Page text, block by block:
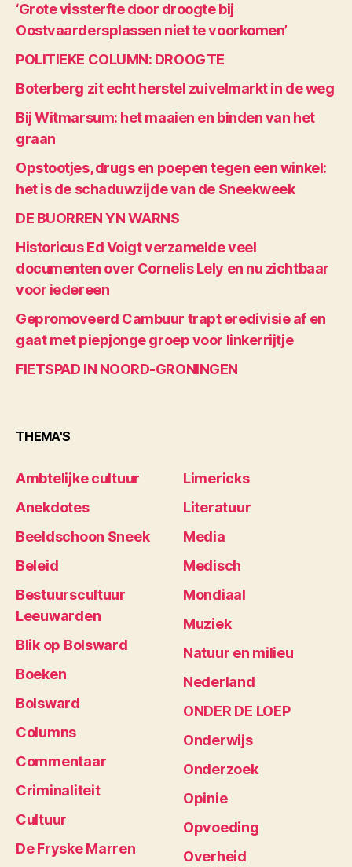
‘Grote vissterfte door droogte bij
Oostvaardersplassen niet te voorkomen’
POLITIEKE COLUMN: DROOGTE
Boterberg zit echt herstel zuivelmarkt in de weg
Bij Witmarsum: het maaien en binden van het
graan
Opstootjes, drugs en poepen tegen een winkel:
het is de schaduwzijde van de Sneekweek
DE BUORREN YN WARNS
Historicus Ed Voigt verzamelde veel
documenten over Cornelis Lely en nu zichtbaar
voor iedereen
Gepromoveerd Cambuur trapt eredivisie af en
gaat met piepjonge groep voor linkerrijtje
FIETSPAD IN NOORD-GRONINGEN
THEMA'S
Ambtelijke cultuur
Anekdotes
Beeldschoon Sneek
Beleid
Bestuurscultuur
Leeuwarden
Blik op Bolsward
Boeken
Bolsward
Columns
Commentaar
Criminaliteit
Cultuur
De Fryske Marren
Limericks
Literatuur
Media
Medisch
Mondiaal
Muziek
Natuur en milieu
Nederland
ONDER DE LOEP
Onderwijs
Onderzoek
Opinie
Opvoeding
Overheid